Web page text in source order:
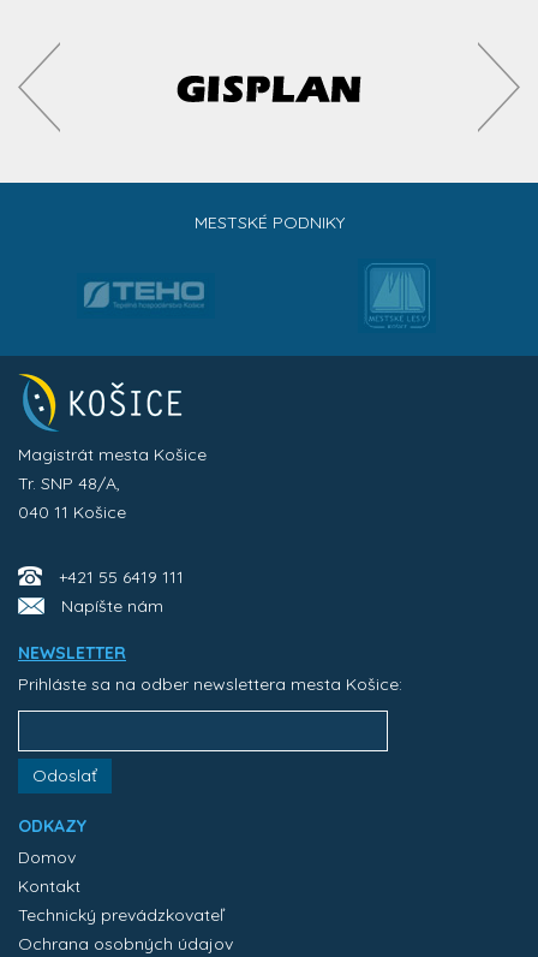
MESTSKÉ PODNIKY
Magistrát mesta Košice
Tr. SNP 48/A,
040 11 Košice
+421 55 6419 111
Napíšte nám
NEWSLETTER
Prihláste sa na odber newslettera mesta Košice:
Odoslať
ODKAZY
Domov
Kontakt
Technický prevádzkovateľ
Ochrana osobných údajov